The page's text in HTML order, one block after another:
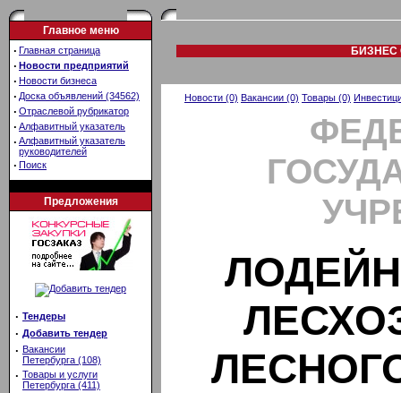
Главное меню
· Главная страница
· Новости предприятий
· Новости бизнеса
· Доска объявлений (34562)
· Отраслевой рубрикатор
· Алфавитный указатель
· Алфавитный указатель
руководителей
· Поиск
Предложения
· Тендеры
· Добавить тендер
· Вакансии
Петербурга (108)
· Товары и услуги
Петербурга (411)
БИЗНЕС
Новости (0) Вакансии (0) Товары (0)